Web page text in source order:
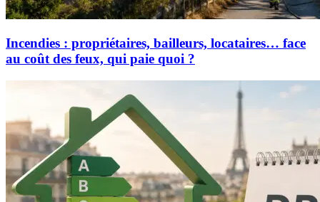
Incendies : propriétaires, bailleurs, locataires… face
au coût des feux, qui paie quoi ?